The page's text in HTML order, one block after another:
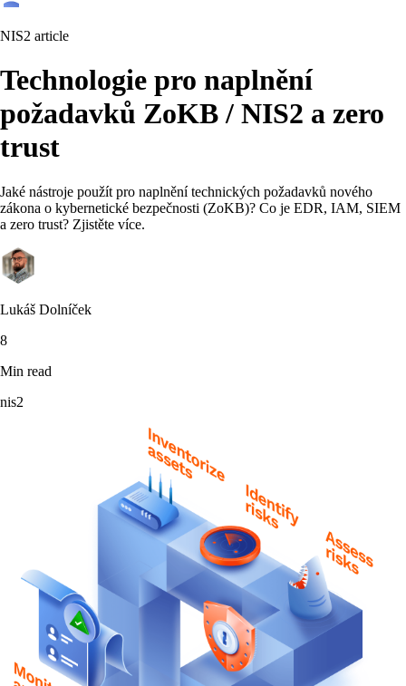
NIS2 article
Technologie pro naplnění
požadavků ZoKB / NIS2 a zero
trust
Jaké nástroje použít pro naplnění technických požadavků nového
zákona o kybernetické bezpečnosti (ZoKB)? Co je EDR, IAM, SIEM
a zero trust? Zjistěte více.
Lukáš Dolníček
8
Min read
nis2